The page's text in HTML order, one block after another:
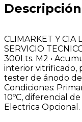
CLIMARKET Y CIA
SERVICIO
300Lts. M2 •
interior vitrificado,
tester de ánodo
Condiciones:
10ºC, diferencial
Electrica Opcional.